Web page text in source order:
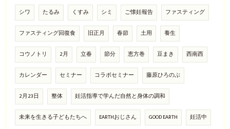
シワ たるみ くすみ シミ ご懐妊報告 ファスティング
ファスティング回復食 旧正月 春節 土用 養生
コウノトリ 2月 立春 節分 恵方巻 豆まき 西南西
カレンダー セミナー コラボセミナー 藤原ひろのぶ
2月23日 整体 妊活指導で学んだ自然と身体の調和
未来を生きる子どもたちへ EARTHおじさん GOOD EARTH 妊活中